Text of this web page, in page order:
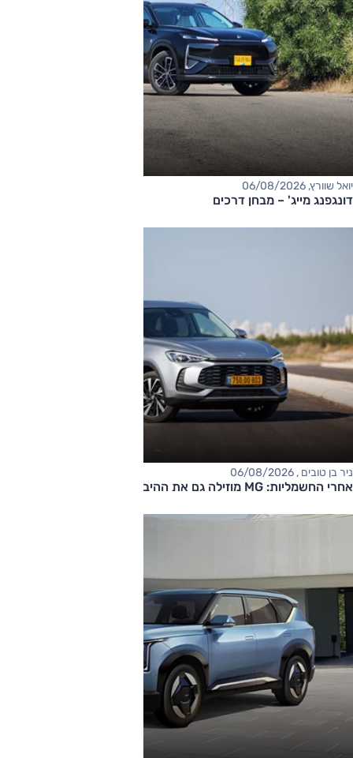
יואל שוורץ, 06/08/2026
דונגפנג מייג' – מבחן דרכים
ניר בן טובים , 06/08/2026
אחרי החשמליות: MG מוזילה גם את ההיברידיות